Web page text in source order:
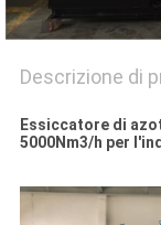
Descrizione di
Essiccatore di
5000Nm3/h per